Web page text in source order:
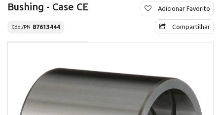
Bushing - Case CE
Cód./PN 87613444
Adicionar Favorito
Compartilhar